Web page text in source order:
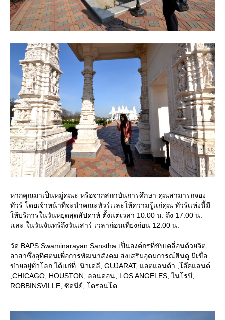
หากคุณมาเป็นหมู่คณะ หรือจากสถาบันการศึกษา คุณสามารถจอง
ทัวร์ โดยเจ้าหน้าที่จะนำคณะทัวร์เเละให้ความรู้เเก่คุณ ทัวร์เเห่งนี้มี
ให้บริการในวันหยุดสุดสัปดาห์ ตั้งแต่เวลา 10.00 น. ถึง 17.00 น.
เเละ ในวันจันทร์ถึงวันเสาร์ เวลาก่อนเที่ยงก่อน 12.00 น.
วัด BAPS Swaminarayan Sanstha เป็นองค์กรที่ขับเคลื่อนด้วยจิต
อาสาซึ่งอุทิศตนเพื่อการพัฒนาสังคม ส่งเสริมอุดมการณ์ฮินดู มีเขื่อ
ข่ายอยู่ทั่วโลก ได้เเก่ที่ นิวเดลี, GUJARAT, แอตแลนต้า ,โอ๊คแลนด์
,CHICAGO, HOUSTON, ลอนดอน, LOS ANGELES, ไนโรบี,
ROBBINSVILLE, ซิดนีย์, โตรอนโต